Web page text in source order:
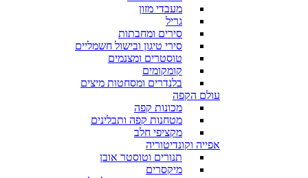
מעבדי מזון
גריל
סירים ומחבתות
סירי טיגון ובישול חשמליים
טוסטרים ומצנמים
קומקומים
בלנדרים ומסחטות מיצים
עולם הקפה
מכונות קפה
מטחנות קפה ותבלינים
מקציפי חלב
אפייה וקונדיטוריה
תנורים וטוסטר אובן
מיקסרים